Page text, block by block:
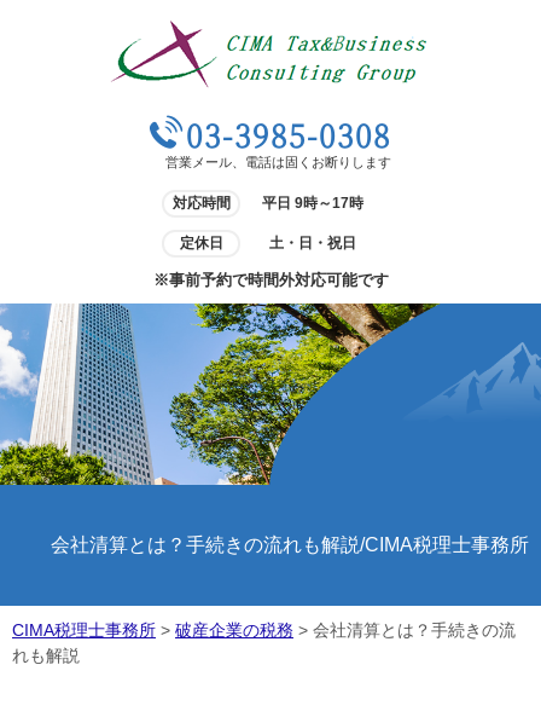
03-3985-0308
営業メール、電話は固くお断りします
対応時間 平日 9時～17時
定休日 土・日・祝日
※事前予約で時間外対応可能です
会社清算とは？手続きの流れも解説/CIMA税理士事務所
CIMA税理士事務所 > 破産企業の税務 > 会社清算とは？手続きの流
れも解説